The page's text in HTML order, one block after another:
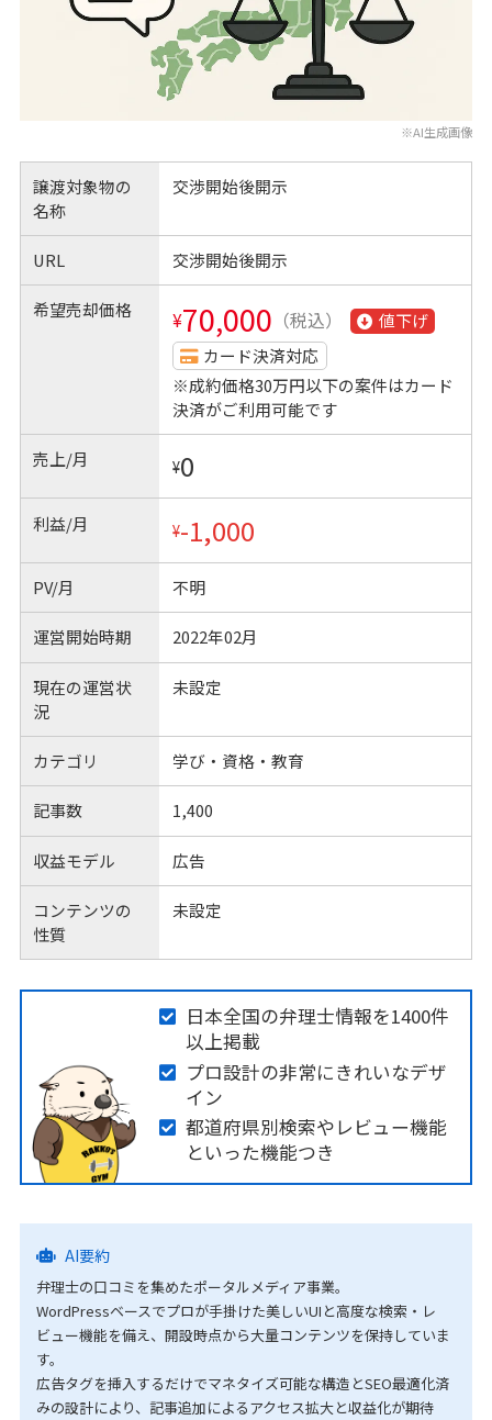
※AI生成画像
譲渡対象物の
名称
交渉開始後開示
URL 交渉開始後開示
希望売却価格 ¥70,000 （税込）
値下げ
カード決済対応
※成約価格30万円以下の案件はカード
決済がご利用可能です
売上/月 ¥0
利益/月 ¥-1,000
PV/月 不明
運営開始時期 2022年02月
現在の運営状
況
未設定
カテゴリ 学び・資格・教育
記事数 1,400
収益モデル 広告
コンテンツの
性質
未設定
日本全国の弁理士情報を1400件
以上掲載
プロ設計の非常にきれいなデザ
イン
都道府県別検索やレビュー機能
といった機能つき
AI要約
弁理士の口コミを集めたポータルメディア事業。
WordPressベースでプロが手掛けた美しいUIと高度な検索・レ
ビュー機能を備え、開設時点から大量コンテンツを保持していま
す。
広告タグを挿入するだけでマネタイズ可能な構造とSEO最適化済
みの設計により、記事追加によるアクセス拡大と収益化が期待